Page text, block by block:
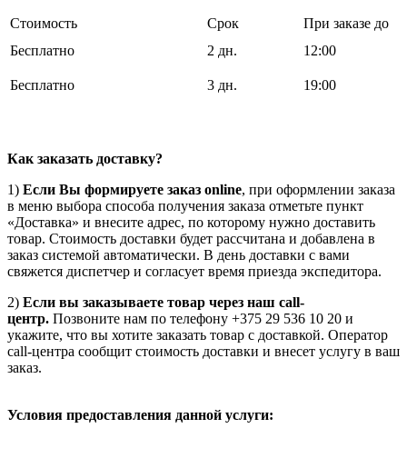
Стоимость Срок
При заказе до
Бесплатно
2 дн. 12:00
Бесплатно 3 дн. 19:00
Как заказать доставку?
1) Если Вы формируете заказ online, при оформлении заказа
в меню выбора способа получения заказа отметьте пункт
«Доставка» и внесите адрес, по которому нужно доставить
товар. Стоимость доставки будет рассчитана и добавлена в
заказ системой автоматически. В день доставки с вами
свяжется диспетчер и согласует время приезда экспедитора.
2) Если вы заказываете товар через наш call-
центр. Позвоните нам по телефону +375 29 536 10 20 и
укажите, что вы хотите заказать товар с доставкой. Оператор
call-центра сообщит стоимость доставки и внесет услугу в ваш
заказ.
Условия предоставления данной услуги: